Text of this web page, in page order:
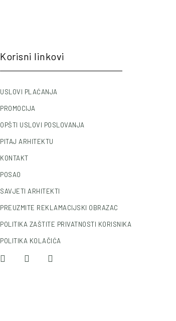
Korisni linkovi
USLOVI PLAĆANJA
PROMOCIJA
OPŠTI USLOVI POSLOVANJA
PITAJ ARHITEKTU
KONTAKT
POSAO
SAVJETI ARHITEKTI
PREUZMITE REKLAMACIJSKI OBRAZAC
POLITIKA ZAŠTITE PRIVATNOSTI KORISNIKA
POLITIKA KOLAČIĆA